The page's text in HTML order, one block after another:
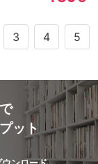
3 4 5
ット